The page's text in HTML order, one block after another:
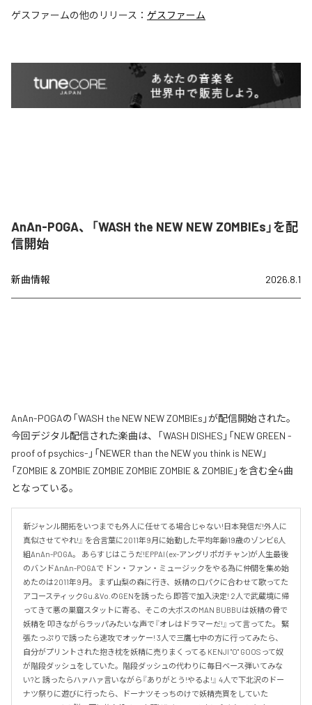
ゲスファームの他のリリース： ゲスファーム
AnAn-POGA、「WASH the NEW NEW ZOMBIEs」を配
信開始
新曲情報 2026.8.1
AnAn-POGAの「WASH the NEW NEW ZOMBIEs」が配信開始された。
今回デジタル配信された楽曲は、「WASH DISHES」「NEW GREEN -
proof of psychics-」「NEWER than the NEW you think is NEW」
「ZOMBIE & ZOMBIE ZOMBIE ZOMBIE ZOMBIE & ZOMBIE」を含む全4曲
となっている。
新ジャンル開拓をいつまでも外人に任せてる場合じゃない!日本発信だ!外人に
真似させてやれ!』 を合言葉に2011年9月に始動した平均年齢19歳のゾンビ6人
組AnAn-POGA。 あらすじはこうだ!EPPAI (ex-アングリポガチャン)が人生最後
のバンドAnAn-POGAで ドン・ファン・ミュージックをやる為に仲間を集め始
めたのは2011年9月。 まず山梨の森に行き、妖精の口パクに合わせて歌ってた
アコースティックGu.&Vo.のGENを誘ったら 即答で加入決定! 2人で武蔵境に帰
ってきて悪の巣窟スタットに寄る、そこの大ボスのMAN BUBBUは妖精の骨で
妖精を 叩きながらラッパみたいな声で『オレはドラマーだ!』って言ってた。 緊
張たっぷりで誘ったら速攻でオッケー! 3人で三鷹七中の方に行ってみたら、
自分がプリントされた抱き枕を妖精に売りまくってる KENJI "O" GOOSって奴
が階段ダッシュをしていた。階段ダッシュの代わりに毎日ベース弾いてみな
い?と 誘ったらハァハァ言いながら『ありがとう!やるよ!』 4人で下北沢のドー
ナツ祭りに遊びに行ったら、ドーナツそっちのけで妖精売買をしていた